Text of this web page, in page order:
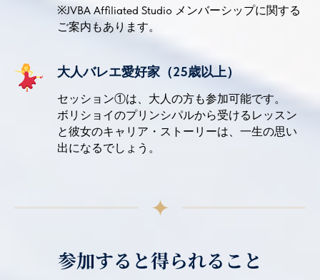
※JVBA Affiliated Studio メンバーシップに関する
ご案内もあります。
大人バレエ愛好家（25歳以上）
セッション①は、大人の方も参加可能です。
ボリショイのプリンシパルから受けるレッスン
と彼女のキャリア・ストーリーは、一生の思い
出になるでしょう。
参加すると得られること